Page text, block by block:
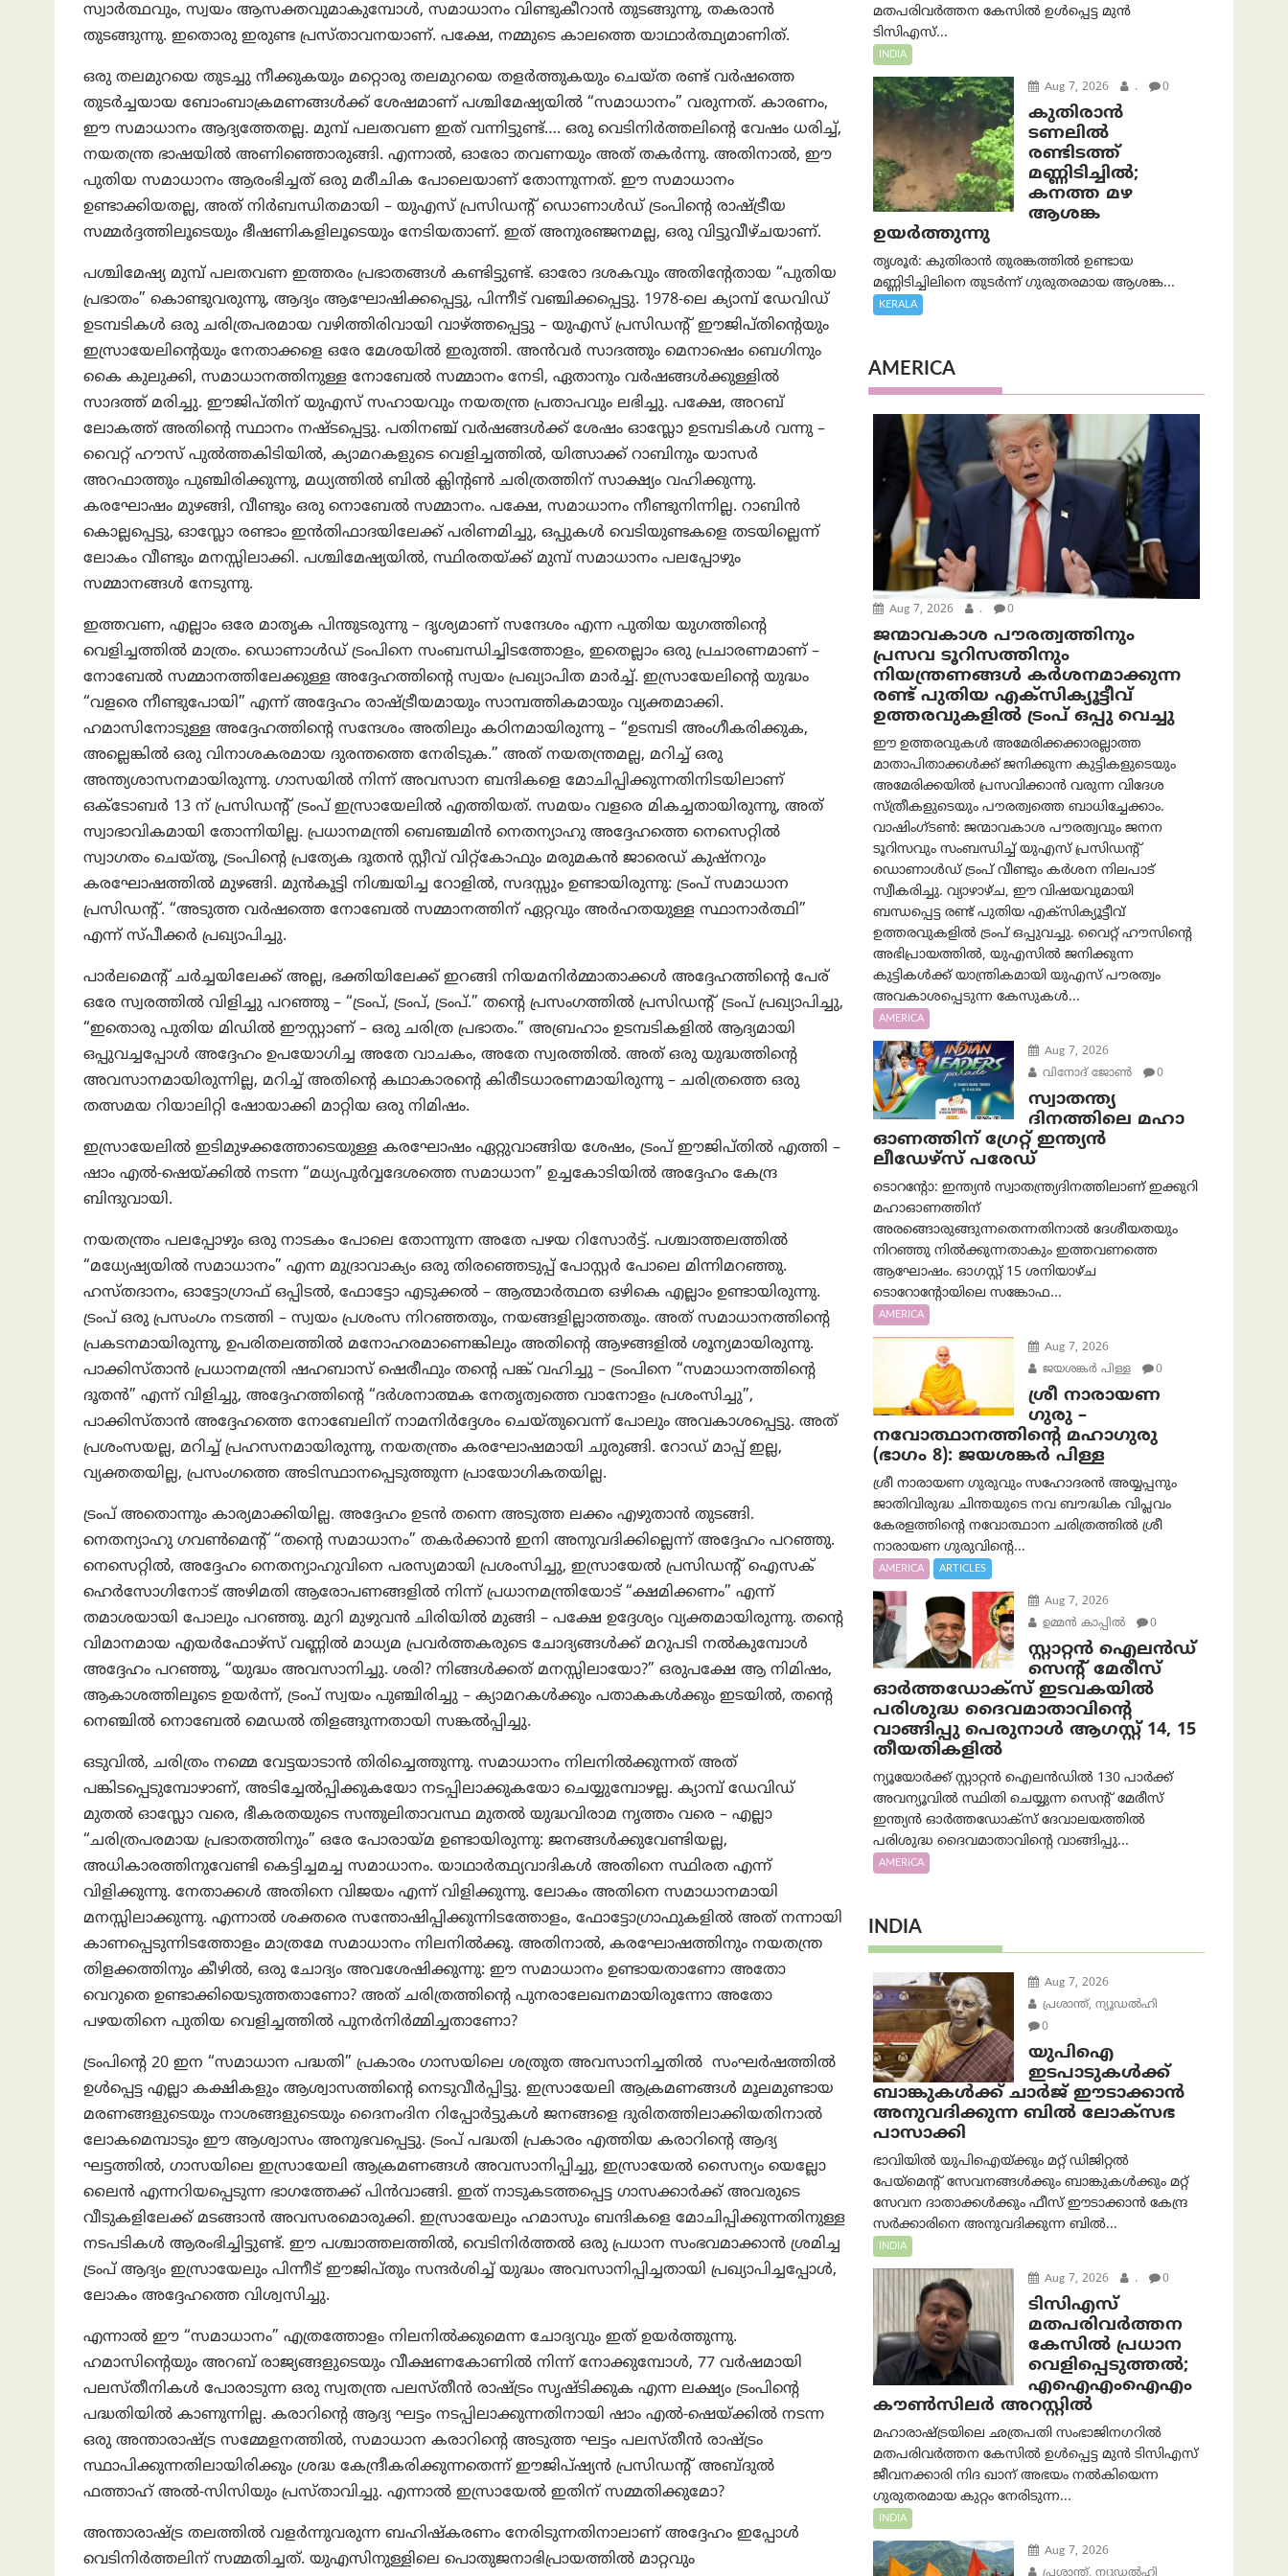
സ്വാർത്ഥവും, സ്വയം ആസക്തവുമാകുമ്പോൾ, സമാധാനം വിണ്ടുകീറാൻ തുടങ്ങുന്നു, തകരാൻ
തുടങ്ങുന്നു. ഇതൊരു ഇരുണ്ട പ്രസ്താവനയാണ്. പക്ഷേ, നമ്മുടെ കാലത്തെ യാഥാർത്ഥ്യമാണിത്.
ഒരു തലമുറയെ തുടച്ചു നീക്കുകയും മറ്റൊരു തലമുറയെ തളർത്തുകയും ചെയ്ത രണ്ട് വർഷത്തെ
തുടർച്ചയായ ബോംബാക്രമണങ്ങൾക്ക് ശേഷമാണ് പശ്ചിമേഷ്യയിൽ “സമാധാനം” വരുന്നത്. കാരണം,
ഈ സമാധാനം ആദ്യത്തേതല്ല. മുമ്പ് പലതവണ ഇത് വന്നിട്ടുണ്ട്…. ഒരു വെടിനിർത്തലിന്റെ വേഷം ധരിച്ച്,
നയതന്ത്ര ഭാഷയിൽ അണിഞ്ഞൊരുങ്ങി. എന്നാല്‍, ഓരോ തവണയും അത് തകർന്നു. അതിനാൽ, ഈ
പുതിയ സമാധാനം ആരംഭിച്ചത് ഒരു മരീചിക പോലെയാണ് തോന്നുന്നത്. ഈ സമാധാനം
ഉണ്ടാക്കിയതല്ല, അത് നിർബന്ധിതമായി – യുഎസ് പ്രസിഡന്റ് ഡൊണാൾഡ് ട്രംപിന്റെ രാഷ്ട്രീയ
സമ്മർദ്ദത്തിലൂടെയും ഭീഷണികളിലൂടെയും നേടിയതാണ്. ഇത് അനുരഞ്ജനമല്ല, ഒരു വിട്ടുവീഴ്ചയാണ്.
പശ്ചിമേഷ്യ മുമ്പ് പലതവണ ഇത്തരം പ്രഭാതങ്ങൾ കണ്ടിട്ടുണ്ട്. ഓരോ ദശകവും അതിന്റേതായ “പുതിയ
പ്രഭാതം” കൊണ്ടുവരുന്നു, ആദ്യം ആഘോഷിക്കപ്പെട്ടു, പിന്നീട് വഞ്ചിക്കപ്പെട്ടു. 1978-ലെ ക്യാമ്പ് ഡേവിഡ്
ഉടമ്പടികൾ ഒരു ചരിത്രപരമായ വഴിത്തിരിവായി വാഴ്ത്തപ്പെട്ടു – യുഎസ് പ്രസിഡന്റ് ഈജിപ്തിന്റെയും
ഇസ്രായേലിന്റെയും നേതാക്കളെ ഒരേ മേശയിൽ ഇരുത്തി. അൻവർ സാദത്തും മെനാഷെം ബെഗിനും
കൈ കുലുക്കി, സമാധാനത്തിനുള്ള നോബേൽ സമ്മാനം നേടി, ഏതാനും വർഷങ്ങൾക്കുള്ളിൽ
സാദത്ത് മരിച്ചു. ഈജിപ്തിന് യുഎസ് സഹായവും നയതന്ത്ര പ്രതാപവും ലഭിച്ചു. പക്ഷേ, അറബ്
ലോകത്ത് അതിന്റെ സ്ഥാനം നഷ്ടപ്പെട്ടു. പതിനഞ്ച് വർഷങ്ങൾക്ക് ശേഷം ഓസ്ലോ ഉടമ്പടികൾ വന്നു –
വൈറ്റ് ഹൗസ് പുൽത്തകിടിയിൽ, ക്യാമറകളുടെ വെളിച്ചത്തിൽ, യിത്സാക്ക് റാബിനും യാസർ
അറഫാത്തും പുഞ്ചിരിക്കുന്നു, മധ്യത്തിൽ ബിൽ ക്ലിന്റൺ ചരിത്രത്തിന് സാക്ഷ്യം വഹിക്കുന്നു.
കരഘോഷം മുഴങ്ങി, വീണ്ടും ഒരു നൊബേൽ സമ്മാനം. പക്ഷേ, സമാധാനം നീണ്ടുനിന്നില്ല. റാബിൻ
കൊല്ലപ്പെട്ടു, ഓസ്ലോ രണ്ടാം ഇൻതിഫാദയിലേക്ക് പരിണമിച്ചു, ഒപ്പുകൾ വെടിയുണ്ടകളെ തടയില്ലെന്ന്
ലോകം വീണ്ടും മനസ്സിലാക്കി. പശ്ചിമേഷ്യയിൽ, സ്ഥിരതയ്ക്ക് മുമ്പ് സമാധാനം പലപ്പോഴും
സമ്മാനങ്ങൾ നേടുന്നു.
ഇത്തവണ, എല്ലാം ഒരേ മാതൃക പിന്തുടരുന്നു – ദൃശ്യമാണ് സന്ദേശം എന്ന പുതിയ യുഗത്തിന്റെ
വെളിച്ചത്തിൽ മാത്രം. ഡൊണാൾഡ് ട്രംപിനെ സംബന്ധിച്ചിടത്തോളം, ഇതെല്ലാം ഒരു പ്രചാരണമാണ് –
നോബേൽ സമ്മാനത്തിലേക്കുള്ള അദ്ദേഹത്തിന്റെ സ്വയം പ്രഖ്യാപിത മാർച്ച്. ഇസ്രായേലിന്റെ യുദ്ധം
“വളരെ നീണ്ടുപോയി” എന്ന് അദ്ദേഹം രാഷ്ട്രീയമായും സാമ്പത്തികമായും വ്യക്തമാക്കി.
ഹമാസിനോടുള്ള അദ്ദേഹത്തിന്റെ സന്ദേശം അതിലും കഠിനമായിരുന്നു – “ഉടമ്പടി അംഗീകരിക്കുക,
അല്ലെങ്കിൽ ഒരു വിനാശകരമായ ദുരന്തത്തെ നേരിടുക.” അത് നയതന്ത്രമല്ല, മറിച്ച് ഒരു
അന്ത്യശാസനമായിരുന്നു. ഗാസയിൽ നിന്ന് അവസാന ബന്ദികളെ മോചിപ്പിക്കുന്നതിനിടയിലാണ്
ഒക്ടോബർ 13 ന് പ്രസിഡന്റ് ട്രംപ് ഇസ്രായേലിൽ എത്തിയത്. സമയം വളരെ മികച്ചതായിരുന്നു, അത്
സ്വാഭാവികമായി തോന്നിയില്ല. പ്രധാനമന്ത്രി ബെഞ്ചമിൻ നെതന്യാഹു അദ്ദേഹത്തെ നെസെറ്റിൽ
സ്വാഗതം ചെയ്തു, ട്രംപിന്റെ പ്രത്യേക ദൂതൻ സ്റ്റീവ് വിറ്റ്കോഫും മരുമകൻ ജാരെഡ് കുഷ്നറും
കരഘോഷത്തിൽ മുഴങ്ങി. മുൻകൂട്ടി നിശ്ചയിച്ച റോളിൽ, സദസ്സും ഉണ്ടായിരുന്നു: ട്രംപ് സമാധാന
പ്രസിഡന്റ്. “അടുത്ത വർഷത്തെ നോബേല്‍ സമ്മാനത്തിന് ഏറ്റവും അർഹതയുള്ള സ്ഥാനാർത്ഥി”
എന്ന് സ്പീക്കർ പ്രഖ്യാപിച്ചു.
പാർലമെന്റ് ചർച്ചയിലേക്ക് അല്ല, ഭക്തിയിലേക്ക് ഇറങ്ങി നിയമനിർമ്മാതാക്കൾ അദ്ദേഹത്തിന്റെ പേര്
ഒരേ സ്വരത്തിൽ വിളിച്ചു പറഞ്ഞു – “ട്രംപ്, ട്രംപ്, ട്രംപ്.” തന്റെ പ്രസംഗത്തിൽ പ്രസിഡന്റ് ട്രംപ് പ്രഖ്യാപിച്ചു,
“ഇതൊരു പുതിയ മിഡിൽ ഈസ്റ്റാണ് – ഒരു ചരിത്ര പ്രഭാതം.” അബ്രഹാം ഉടമ്പടികളിൽ ആദ്യമായി
ഒപ്പുവച്ചപ്പോൾ അദ്ദേഹം ഉപയോഗിച്ച അതേ വാചകം, അതേ സ്വരത്തിൽ. അത് ഒരു യുദ്ധത്തിന്റെ
അവസാനമായിരുന്നില്ല, മറിച്ച് അതിന്റെ കഥാകാരന്റെ കിരീടധാരണമായിരുന്നു – ചരിത്രത്തെ ഒരു
തത്സമയ റിയാലിറ്റി ഷോയാക്കി മാറ്റിയ ഒരു നിമിഷം.
ഇസ്രായേലിൽ ഇടിമുഴക്കത്തോടെയുള്ള കരഘോഷം ഏറ്റുവാങ്ങിയ ശേഷം, ട്രംപ് ഈജിപ്തിൽ എത്തി –
ഷാം എൽ-ഷെയ്ക്കിൽ നടന്ന “മധ്യപൂർവ്വദേശത്തെ സമാധാന” ഉച്ചകോടിയിൽ അദ്ദേഹം കേന്ദ്ര
ബിന്ദുവായി.
നയതന്ത്രം പലപ്പോഴും ഒരു നാടകം പോലെ തോന്നുന്ന അതേ പഴയ റിസോർട്ട്. പശ്ചാത്തലത്തിൽ
“മധ്യേഷ്യയിൽ സമാധാനം” എന്ന മുദ്രാവാക്യം ഒരു തിരഞ്ഞെടുപ്പ് പോസ്റ്റർ പോലെ മിന്നിമറഞ്ഞു.
ഹസ്തദാനം, ഓട്ടോഗ്രാഫ് ഒപ്പിടൽ, ഫോട്ടോ എടുക്കൽ – ആത്മാർത്ഥത ഒഴികെ എല്ലാം ഉണ്ടായിരുന്നു.
ട്രംപ് ഒരു പ്രസംഗം നടത്തി – സ്വയം പ്രശംസ നിറഞ്ഞതും, നയങ്ങളില്ലാത്തതും. അത് സമാധാനത്തിന്റെ
പ്രകടനമായിരുന്നു, ഉപരിതലത്തിൽ മനോഹരമാണെങ്കിലും അതിന്റെ ആഴങ്ങളിൽ ശൂന്യമായിരുന്നു.
പാക്കിസ്താന്‍ പ്രധാനമന്ത്രി ഷഹബാസ് ഷെരീഫും തന്റെ പങ്ക് വഹിച്ചു – ട്രംപിനെ “സമാധാനത്തിന്റെ
ദൂതന്‍” എന്ന് വിളിച്ചു, അദ്ദേഹത്തിന്റെ “ദർശനാത്മക നേതൃത്വത്തെ വാനോളം പ്രശംസിച്ചു”,
പാക്കിസ്താൻ അദ്ദേഹത്തെ നോബേലിന് നാമനിർദ്ദേശം ചെയ്തുവെന്ന് പോലും അവകാശപ്പെട്ടു. അത്
പ്രശംസയല്ല, മറിച്ച് പ്രഹസനമായിരുന്നു, നയതന്ത്രം കരഘോഷമായി ചുരുങ്ങി. റോഡ് മാപ്പ് ഇല്ല,
വ്യക്തതയില്ല, പ്രസംഗത്തെ അടിസ്ഥാനപ്പെടുത്തുന്ന പ്രായോഗികതയില്ല.
ട്രംപ് അതൊന്നും കാര്യമാക്കിയില്ല. അദ്ദേഹം ഉടൻ തന്നെ അടുത്ത ലക്കം എഴുതാൻ തുടങ്ങി.
നെതന്യാഹു ഗവൺമെന്റ് “തന്റെ സമാധാനം” തകർക്കാൻ ഇനി അനുവദിക്കില്ലെന്ന് അദ്ദേഹം പറഞ്ഞു.
നെസെറ്റിൽ, അദ്ദേഹം നെതന്യാഹുവിനെ പരസ്യമായി പ്രശംസിച്ചു, ഇസ്രായേൽ പ്രസിഡന്റ് ഐസക്
ഹെർസോഗിനോട് അഴിമതി ആരോപണങ്ങളിൽ നിന്ന് പ്രധാനമന്ത്രിയോട് “ക്ഷമിക്കണം” എന്ന്
തമാശയായി പോലും പറഞ്ഞു. മുറി മുഴുവൻ ചിരിയിൽ മുങ്ങി – പക്ഷേ ഉദ്ദേശ്യം വ്യക്തമായിരുന്നു. തന്റെ
വിമാനമായ എയർഫോഴ്‌സ് വണ്ണിൽ മാധ്യമ പ്രവർത്തകരുടെ ചോദ്യങ്ങൾക്ക് മറുപടി നൽകുമ്പോൾ
അദ്ദേഹം പറഞ്ഞു, “യുദ്ധം അവസാനിച്ചു. ശരി? നിങ്ങൾക്കത് മനസ്സിലായോ?” ഒരുപക്ഷേ ആ നിമിഷം,
ആകാശത്തിലൂടെ ഉയർന്ന്, ട്രംപ് സ്വയം പുഞ്ചിരിച്ചു – ക്യാമറകൾക്കും പതാകകൾക്കും ഇടയിൽ, തന്റെ
നെഞ്ചിൽ നൊബേൽ മെഡൽ തിളങ്ങുന്നതായി സങ്കൽപ്പിച്ചു.
ഒടുവിൽ, ചരിത്രം നമ്മെ വേട്ടയാടാൻ തിരിച്ചെത്തുന്നു. സമാധാനം നിലനിൽക്കുന്നത് അത്
പങ്കിടപ്പെടുമ്പോഴാണ്, അടിച്ചേൽപ്പിക്കുകയോ നടപ്പിലാക്കുകയോ ചെയ്യുമ്പോഴല്ല. ക്യാമ്പ് ഡേവിഡ്
മുതൽ ഓസ്ലോ വരെ, ഭീകരതയുടെ സന്തുലിതാവസ്ഥ മുതൽ യുദ്ധവിരാമ നൃത്തം വരെ – എല്ലാ
“ചരിത്രപരമായ പ്രഭാതത്തിനും” ഒരേ പോരായ്മ ഉണ്ടായിരുന്നു: ജനങ്ങൾക്കുവേണ്ടിയല്ല,
അധികാരത്തിനുവേണ്ടി കെട്ടിച്ചമച്ച സമാധാനം. യാഥാർത്ഥ്യവാദികൾ അതിനെ സ്ഥിരത എന്ന്
വിളിക്കുന്നു. നേതാക്കൾ അതിനെ വിജയം എന്ന് വിളിക്കുന്നു. ലോകം അതിനെ സമാധാനമായി
മനസ്സിലാക്കുന്നു. എന്നാൽ ശക്തരെ സന്തോഷിപ്പിക്കുന്നിടത്തോളം, ഫോട്ടോഗ്രാഫുകളിൽ അത് നന്നായി
കാണപ്പെടുന്നിടത്തോളം മാത്രമേ സമാധാനം നിലനിൽക്കൂ. അതിനാൽ, കരഘോഷത്തിനും നയതന്ത്ര
തിളക്കത്തിനും കീഴിൽ, ഒരു ചോദ്യം അവശേഷിക്കുന്നു: ഈ സമാധാനം ഉണ്ടായതാണോ അതോ
വെറുതെ ഉണ്ടാക്കിയെടുത്തതാണോ? അത് ചരിത്രത്തിന്റെ പുനരാലേഖനമായിരുന്നോ അതോ
പഴയതിനെ പുതിയ വെളിച്ചത്തിൽ പുനർനിർമ്മിച്ചതാണോ?
ട്രംപിന്റെ 20 ഇന “സമാധാന പദ്ധതി” പ്രകാരം ഗാസയിലെ ശത്രുത അവസാനിച്ചതില്‍ സംഘർഷത്തിൽ
ഉൾപ്പെട്ട എല്ലാ കക്ഷികളും ആശ്വാസത്തിന്റെ നെടുവീർപ്പിട്ടു. ഇസ്രായേലി ആക്രമണങ്ങൾ മൂലമുണ്ടായ
മരണങ്ങളുടെയും നാശങ്ങളുടെയും ദൈനംദിന റിപ്പോർട്ടുകൾ ജനങ്ങളെ ദുരിതത്തിലാക്കിയതിനാൽ
ലോകമെമ്പാടും ഈ ആശ്വാസം അനുഭവപ്പെട്ടു. ട്രംപ് പദ്ധതി പ്രകാരം എത്തിയ കരാറിന്റെ ആദ്യ
ഘട്ടത്തിൽ, ഗാസയിലെ ഇസ്രായേലി ആക്രമണങ്ങൾ അവസാനിപ്പിച്ചു, ഇസ്രായേൽ സൈന്യം യെല്ലോ
ലൈൻ എന്നറിയപ്പെടുന്ന ഭാഗത്തേക്ക് പിൻവാങ്ങി. ഇത് നാടുകടത്തപ്പെട്ട ഗാസക്കാർക്ക് അവരുടെ
വീടുകളിലേക്ക് മടങ്ങാൻ അവസരമൊരുക്കി. ഇസ്രായേലും ഹമാസും ബന്ദികളെ മോചിപ്പിക്കുന്നതിനുള്ള
നടപടികൾ ആരംഭിച്ചിട്ടുണ്ട്. ഈ പശ്ചാത്തലത്തിൽ, വെടിനിർത്തൽ ഒരു പ്രധാന സംഭവമാക്കാൻ ശ്രമിച്ച
ട്രംപ് ആദ്യം ഇസ്രായേലും പിന്നീട് ഈജിപ്തും സന്ദർശിച്ച് യുദ്ധം അവസാനിപ്പിച്ചതായി പ്രഖ്യാപിച്ചപ്പോൾ,
ലോകം അദ്ദേഹത്തെ വിശ്വസിച്ചു.
എന്നാൽ ഈ “സമാധാനം” എത്രത്തോളം നിലനിൽക്കുമെന്ന ചോദ്യവും ഇത് ഉയർത്തുന്നു.
ഹമാസിന്റെയും അറബ് രാജ്യങ്ങളുടെയും വീക്ഷണകോണിൽ നിന്ന് നോക്കുമ്പോൾ, 77 വർഷമായി
പലസ്തീനികൾ പോരാടുന്ന ഒരു സ്വതന്ത്ര പലസ്തീൻ രാഷ്ട്രം സൃഷ്ടിക്കുക എന്ന ലക്ഷ്യം ട്രംപിന്റെ
പദ്ധതിയിൽ കാണുന്നില്ല. കരാറിന്റെ ആദ്യ ഘട്ടം നടപ്പിലാക്കുന്നതിനായി ഷാം എൽ-ഷെയ്ക്കിൽ നടന്ന
ഒരു അന്താരാഷ്ട്ര സമ്മേളനത്തിൽ, സമാധാന കരാറിന്റെ അടുത്ത ഘട്ടം പലസ്തീൻ രാഷ്ട്രം
സ്ഥാപിക്കുന്നതിലായിരിക്കും ശ്രദ്ധ കേന്ദ്രീകരിക്കുന്നതെന്ന് ഈജിപ്ഷ്യൻ പ്രസിഡന്റ് അബ്ദുൽ
ഫത്താഹ് അൽ-സിസിയും പ്രസ്താവിച്ചു. എന്നാൽ ഇസ്രായേൽ ഇതിന് സമ്മതിക്കുമോ?
അന്താരാഷ്ട്ര തലത്തിൽ വളർന്നുവരുന്ന ബഹിഷ്‌കരണം നേരിടുന്നതിനാലാണ് അദ്ദേഹം ഇപ്പോൾ
വെടിനിർത്തലിന് സമ്മതിച്ചത്. യുഎസിനുള്ളിലെ പൊതുജനാഭിപ്രായത്തിൽ മാറ്റവും
മതപരിവർത്തന കേസിൽ ഉൾപ്പെട്ട മുൻ
ടിസിഎസ്...
INDIA
Aug 7, 2026 . 0
കുതിരാൻ
ടണലിൽ
രണ്ടിടത്ത്
മണ്ണിടിച്ചിൽ;
കനത്ത മഴ
ആശങ്ക
ഉയർത്തുന്നു
തൃശൂർ: കുതിരാൻ തുരങ്കത്തിൽ ഉണ്ടായ
മണ്ണിടിച്ചിലിനെ തുടർന്ന് ഗുരുതരമായ ആശങ്ക...
KERALA
AMERICA
Aug 7, 2026 . 0
ജന്മാവകാശ പൗരത്വത്തിനും
പ്രസവ ടൂറിസത്തിനും
നിയന്ത്രണങ്ങൾ കർശനമാക്കുന്ന
രണ്ട് പുതിയ എക്സിക്യൂട്ടീവ്
ഉത്തരവുകളിൽ ട്രംപ് ഒപ്പു വെച്ചു
ഈ ഉത്തരവുകൾ അമേരിക്കക്കാരല്ലാത്ത
മാതാപിതാക്കൾക്ക് ജനിക്കുന്ന കുട്ടികളുടെയും
അമേരിക്കയിൽ പ്രസവിക്കാൻ വരുന്ന വിദേശ
സ്ത്രീകളുടെയും പൗരത്വത്തെ ബാധിച്ചേക്കാം.
വാഷിംഗ്ടണ്‍: ജന്മാവകാശ പൗരത്വവും ജനന
ടൂറിസവും സംബന്ധിച്ച് യുഎസ് പ്രസിഡന്റ്
ഡൊണാൾഡ് ട്രംപ് വീണ്ടും കർശന നിലപാട്
സ്വീകരിച്ചു. വ്യാഴാഴ്ച, ഈ വിഷയവുമായി
ബന്ധപ്പെട്ട രണ്ട് പുതിയ എക്സിക്യൂട്ടീവ്
ഉത്തരവുകളിൽ ട്രംപ് ഒപ്പുവച്ചു. വൈറ്റ് ഹൗസിന്റെ
അഭിപ്രായത്തിൽ, യുഎസിൽ ജനിക്കുന്ന
കുട്ടികൾക്ക് യാന്ത്രികമായി യുഎസ് പൗരത്വം
അവകാശപ്പെടുന്ന കേസുകൾ...
AMERICA
Aug 7, 2026
വിനോദ് ജോൺ
0
സ്വാതന്ത്യ
ദിനത്തിലെ മഹാ
ഓണത്തിന് ഗ്രേറ്റ് ഇന്ത്യൻ
ലീഡേഴ്സ് പരേഡ്
ടൊറന്റോ: ഇന്ത്യൻ സ്വാതന്ത്ര്യദിനത്തിലാണ് ഇക്കുറി
മഹാഓണത്തിന്
അരങ്ങൊരുങ്ങുന്നതെന്നതിനാൽ ദേശീയതയും
നിറഞ്ഞു നിൽക്കുന്നതാകും ഇത്തവണത്തെ
ആഘോഷം. ഓഗസ്റ്റ് 15 ശനിയാഴ്ച
ടൊറോന്റോയിലെ സങ്കോഫ...
AMERICA
Aug 7, 2026
ജയശങ്കര്‍ പിള്ള
0
ശ്രീ നാരായണ
ഗുരു –
നവോത്ഥാനത്തിന്റെ മഹാഗുരു
(ഭാഗം 8): ജയശങ്കര്‍ പിള്ള
ശ്രീ നാരായണ ഗുരുവും സഹോദരൻ അയ്യപ്പനും
ജാതിവിരുദ്ധ ചിന്തയുടെ നവ ബൗദ്ധിക വിപ്ലവം
കേരളത്തിന്റെ നവോത്ഥാന ചരിത്രത്തിൽ ശ്രീ
നാരായണ ഗുരുവിന്റെ...
AMERICA ARTICLES
Aug 7, 2026
ഉമ്മന്‍ കാപ്പില്‍
0
സ്റ്റാറ്റൻ ഐലൻഡ്
സെന്റ് മേരീസ്
ഓർത്തഡോക്സ് ഇടവകയിൽ
പരിശുദ്ധ ദൈവമാതാവിന്റെ
വാങ്ങിപ്പു പെരുനാൾ ആഗസ്റ്റ് 14, 15
തീയതികളിൽ
ന്യൂയോർക്ക് സ്റ്റാറ്റൻ ഐലൻഡിൽ 130 പാർക്ക്
അവന്യൂവിൽ സ്ഥിതി ചെയ്യുന്ന സെന്റ് മേരീസ്
ഇന്ത്യൻ ഓർത്തഡോക്സ് ദേവാലയത്തിൽ
പരിശുദ്ധ ദൈവമാതാവിന്റെ വാങ്ങിപ്പു...
AMERICA
INDIA
Aug 7, 2026
പ്രശാന്ത്, ന്യൂഡല്‍ഹി
0
യുപിഐ
ഇടപാടുകൾക്ക്
ബാങ്കുകൾക്ക് ചാർജ് ഈടാക്കാൻ
അനുവദിക്കുന്ന ബിൽ ലോക്‌സഭ
പാസാക്കി
ഭാവിയിൽ യുപിഐയ്ക്കും മറ്റ് ഡിജിറ്റൽ
പേയ്‌മെന്റ് സേവനങ്ങൾക്കും ബാങ്കുകൾക്കും മറ്റ്
സേവന ദാതാക്കൾക്കും ഫീസ് ഈടാക്കാൻ കേന്ദ്ര
സർക്കാരിനെ അനുവദിക്കുന്ന ബിൽ...
INDIA
Aug 7, 2026 . 0
ടിസിഎസ്
മതപരിവർത്തന
കേസിൽ പ്രധാന
വെളിപ്പെടുത്തൽ;
എഐഎംഐഎം
കൗൺസിലർ അറസ്റ്റിൽ
മഹാരാഷ്ട്രയിലെ ഛത്രപതി സംഭാജിനഗറിൽ
മതപരിവർത്തന കേസിൽ ഉൾപ്പെട്ട മുൻ ടിസിഎസ്
ജീവനക്കാരി നിദ ഖാന് അഭയം നൽകിയെന്ന
ഗുരുതരമായ കുറ്റം നേരിടുന്ന...
INDIA
Aug 7, 2026